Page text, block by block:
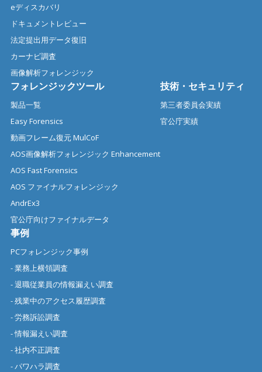
eディスカバリ
ドキュメントレビュー
法定提出用データ復旧
カーナビ調査
画像解析フォレンジック
フォレンジックツール
製品一覧
Easy Forensics
動画フレーム復元 MulCoF
AOS画像解析フォレンジック Enhancement
AOS Fast Forensics
AOS ファイナルフォレンジック
AndrEx3
官公庁向けファイナルデータ
技術・セキュリティ
第三者委員会実績
官公庁実績
事例
PCフォレンジック事例
- 業務上横領調査
- 退職従業員の情報漏えい調査
- 残業中のアクセス履歴調査
- 労務訴訟調査
- 情報漏えい調査
- 社内不正調査
- パワハラ調査